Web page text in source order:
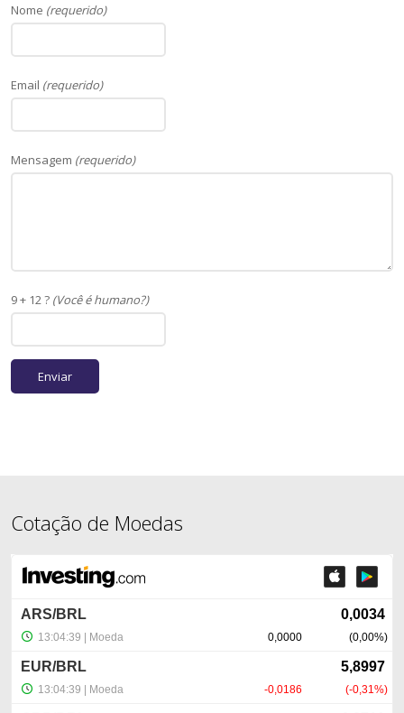
Nome (requerido)
Email (requerido)
Mensagem (requerido)
9 + 12 ? (Você é humano?)
Cotação de Moedas